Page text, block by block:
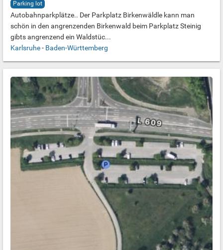
Parking lot
Autobahnparkplätze.. Der Parkplatz Birkenwäldle kann man
schön in den angrenzenden Birkenwald beim Parkplatz Steinig
gibts angrenzend ein Waldstüc...
Karlsruhe- Baden-Württemberg